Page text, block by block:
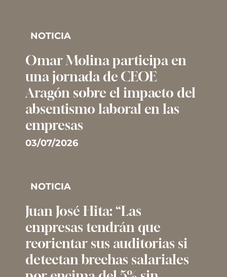
NOTICIA
Omar Molina participa en
una jornada de CEOE
Aragón sobre el impacto del
absentismo laboral en las
empresas
03/07/2026
NOTICIA
Juan José Hita: “Las
empresas tendrán que
reorientar sus auditorias si
detectan brechas salariales